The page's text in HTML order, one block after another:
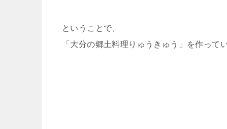
ということで、
「大分の郷土料理りゅうきゅう」を作って